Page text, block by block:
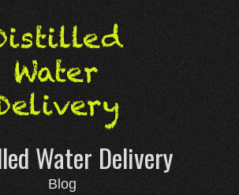
Water Delivery
Blog